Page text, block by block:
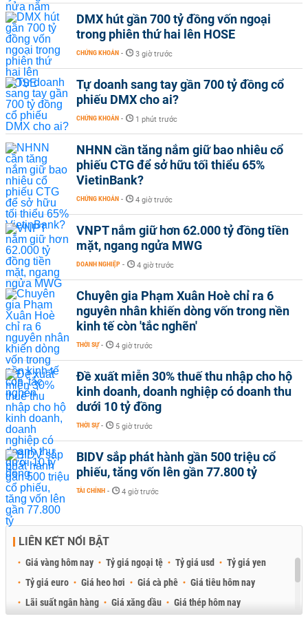
DMX hút gần 700 tỷ đồng vốn ngoại
trong phiên thứ hai lên HOSE
CHỨNG KHOÁN - 3 giờ trước
Tự doanh sang tay gần 700 tỷ đồng cổ
phiếu DMX cho ai?
CHỨNG KHOÁN - 1 phút trước
NHNN cần tăng nắm giữ bao nhiêu cổ
phiếu CTG để sở hữu tối thiểu 65%
VietinBank?
CHỨNG KHOÁN - 4 giờ trước
VNPT nắm giữ hơn 62.000 tỷ đồng tiền
mặt, ngang ngửa MWG
DOANH NGHIỆP - 4 giờ trước
Chuyên gia Phạm Xuân Hoè chỉ ra 6
nguyên nhân khiến dòng vốn trong nền
kinh tế còn 'tắc nghẽn'
THỜI SỰ - 4 giờ trước
Đề xuất miễn 30% thuế thu nhập cho hộ
kinh doanh, doanh nghiệp có doanh thu
dưới 10 tỷ đồng
THỜI SỰ - 5 giờ trước
BIDV sắp phát hành gần 500 triệu cổ
phiếu, tăng vốn lên gần 77.800 tỷ
TÀI CHÍNH - 4 giờ trước
LIÊN KẾT NỔI BẬT
Giá vàng hôm nay Tỷ giá ngoại tệ Tỷ giá usd
Tỷ giá yen
Tỷ giá euro
Giá heo hơi Giá cà phê
Giá tiêu hôm nay
Lãi suất ngân hàng
Giá xăng dầu
Giá thép hôm nay